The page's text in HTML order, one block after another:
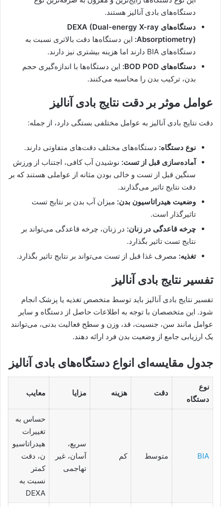
دستگاه‌های بادی آنالیز هستند.
دستگاه‌های DEXA (Dual-energy X-ray
Absorptiometry): این دستگاه‌ها دقت بالاتری نسبت به
دستگاه‌های BIA دارند اما هزینه بیشتری نیز دارند.
دستگاه‌های BOD POD:
این دستگاه‌ها با اندازه‌گیری حجم
بدن، ترکیب بدن را محاسبه می‌کنند.
عوامل موثر بر دقت نتایج بادی آنالیز
دقت نتایج بادی آنالیز به عوامل مختلفی بستگی دارد، از جمله:
نوع دستگاه: دستگاه‌های مختلف دقت‌های متفاوتی دارند.
آماده‌سازی قبل از تست: نوشیدن آب کافی، اجتناب از ورزش
سنگین قبل از تست و خالی بودن مثانه از عواملی هستند که بر
دقت نتایج تاثیر می‌گذارند.
وضعیت هیدراتاسیون بدن: میزان آب بدن بر نتایج تست
تاثیرگذار است.
چرخه قاعدگی در زنان: در زنان، چرخه قاعدگی می‌تواند بر
نتایج تست تاثیر بگذارد.
تغذیه: مصرف غذا قبل از تست می‌تواند بر نتایج تاثیر بگذارد.
تفسیر نتایج بادی آنالیز
تفسیر نتایج بادی آنالیز باید توسط متخصص تغذیه یا پزشک انجام
شود. این متخصصان با توجه به اطلاعات حاصل از دستگاه و سایر
عوامل مانند سن، جنسیت، قد، وزن و سطح فعالیت بدنی، می‌توانند
یک ارزیابی جامع از وضعیت بدن فرد ارائه دهند.
جدول مقایسه‌ای انواع دستگاه‌های بادی آنالیز
نوع
دستگاه
دقت هزینه مزایا معایب
BIA متوسط کم
سریع،
آسان، غیر
تهاجمی
حساس به
تغییرات
هیدراتاسیو
ن، دقت
کمتر
نسبت به
DEXA